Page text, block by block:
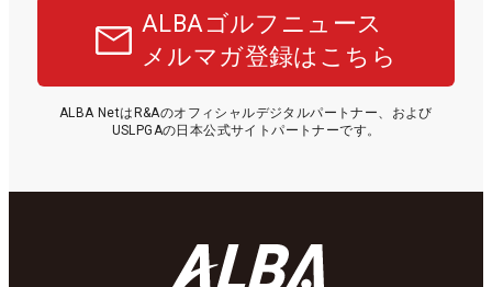
ALBAゴルフニュース
メルマガ登録はこちら
ALBA NetはR&Aのオフィシャルデジタルパートナー、および
USLPGAの日本公式サイトパートナーです。